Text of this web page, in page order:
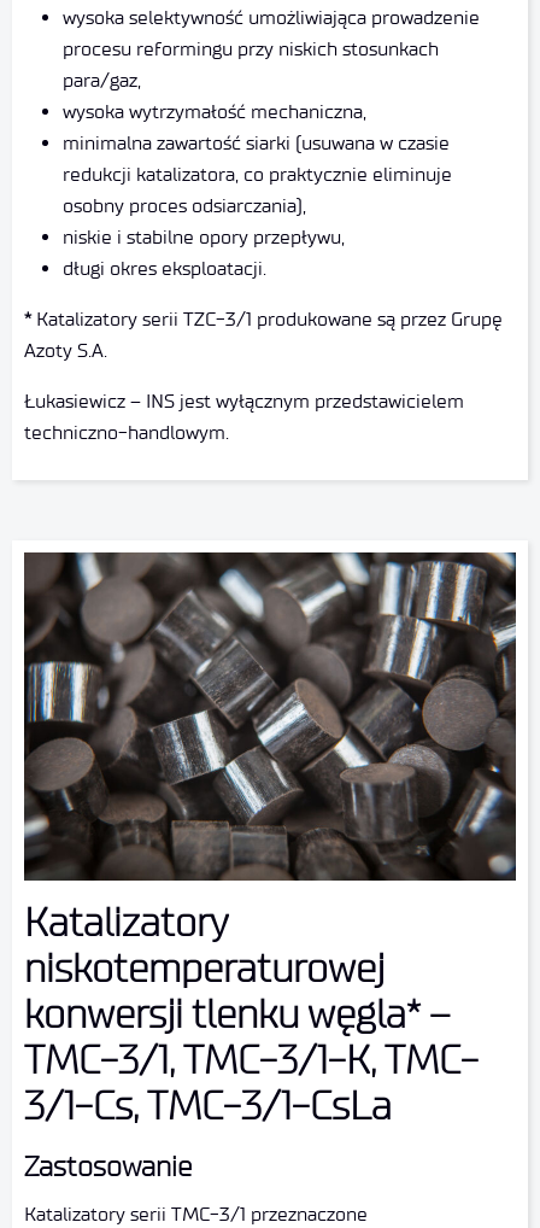
wysoka selektywność umożliwiająca prowadzenie
procesu reformingu przy niskich stosunkach
para/gaz,
wysoka wytrzymałość mechaniczna,
minimalna zawartość siarki (usuwana w czasie
redukcji katalizatora, co praktycznie eliminuje
osobny proces odsiarczania),
niskie i stabilne opory przepływu,
długi okres eksploatacji.
*Katalizatory serii TZC-3/1 produkowane są przez Grupę
Azoty S.A.
Łukasiewicz – INS jest wyłącznym przedstawicielem
techniczno-handlowym.
Katalizatory
niskotemperaturowej
konwersji tlenku węgla* –
TMC-3/1, TMC-3/1-K, TMC-
3/1-Cs, TMC-3/1-CsLa
Zastosowanie
Katalizatory serii TMC-3/1 przeznaczone